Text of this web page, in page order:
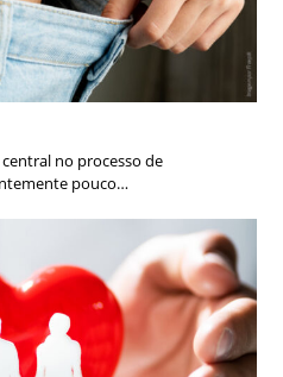
no processo de
pouco…